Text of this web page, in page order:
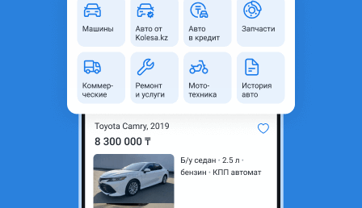
Объявление находится в архиве и может быть
Алматы, Алматинская
2024 - н.в. 1 поколение
Внедорожник